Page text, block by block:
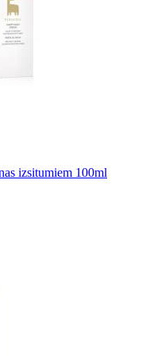
izsitumiem 100ml